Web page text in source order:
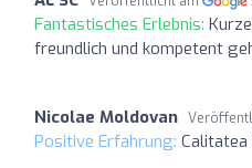
Fantastisches Erlebnis:
freundlich und kompetent
Nicolae Moldovan
Positive Erfahrung: